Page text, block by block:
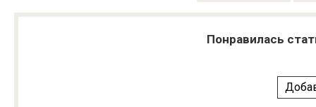
Понравилась